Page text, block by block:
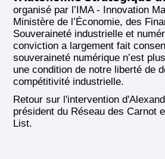
organisé par l’IMA - Innovation
Ministère de l’Économie, des
Souveraineté industrielle et
conviction a largement fait
souveraineté numérique n’est
une condition de notre liberté de
compétitivité industrielle.
Retour sur l'intervention
président du Réseau des Carnot
List.